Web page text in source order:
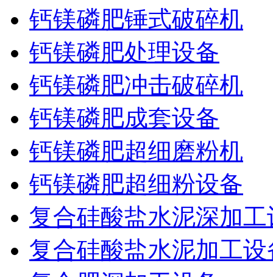
钙镁磷肥锤式破碎机
钙镁磷肥处理设备
钙镁磷肥冲击破碎机
钙镁磷肥成套设备
钙镁磷肥超细磨粉机
钙镁磷肥超细粉设备
复合硅酸盐水泥深加工
复合硅酸盐水泥加工设